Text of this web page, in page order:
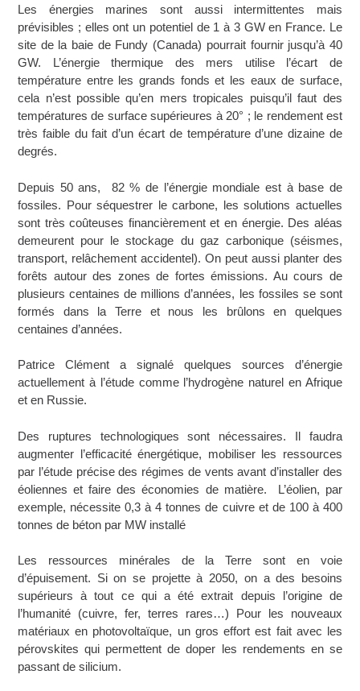
Les énergies marines sont aussi intermittentes mais
prévisibles ; elles ont un potentiel de 1 à 3 GW en France. Le
site de la baie de Fundy (Canada) pourrait fournir jusqu’à 40
GW. L’énergie thermique des mers utilise l’écart de
température entre les grands fonds et les eaux de surface,
cela n’est possible qu’en mers tropicales puisqu’il faut des
températures de surface supérieures à 20° ; le rendement est
très faible du fait d’un écart de température d’une dizaine de
degrés.
Depuis 50 ans, 82 % de l’énergie mondiale est à base de
fossiles. Pour séquestrer le carbone, les solutions actuelles
sont très coûteuses financièrement et en énergie. Des aléas
demeurent pour le stockage du gaz carbonique (séismes,
transport, relâchement accidentel). On peut aussi planter des
forêts autour des zones de fortes émissions. Au cours de
plusieurs centaines de millions d’années, les fossiles se sont
formés dans la Terre et nous les brûlons en quelques
centaines d’années.
Patrice Clément a signalé quelques sources d’énergie
actuellement à l’étude comme l’hydrogène naturel en Afrique
et en Russie.
Des ruptures technologiques sont nécessaires. Il faudra
augmenter l’efficacité énergétique, mobiliser les ressources
par l’étude précise des régimes de vents avant d’installer des
éoliennes et faire des économies de matière. L’éolien, par
exemple, nécessite 0,3 à 4 tonnes de cuivre et de 100 à 400
tonnes de béton par MW installé
Les ressources minérales de la Terre sont en voie
d’épuisement. Si on se projette à 2050, on a des besoins
supérieurs à tout ce qui a été extrait depuis l’origine de
l’humanité (cuivre, fer, terres rares…) Pour les nouveaux
matériaux en photovoltaïque, un gros effort est fait avec les
pérovskites qui permettent de doper les rendements en se
passant de silicium.